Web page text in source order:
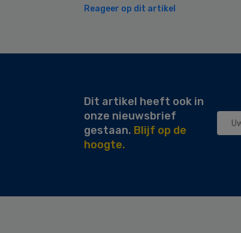
Reageer op dit artikel
Dit artikel heeft ook in
onze nieuwsbrief
gestaan. Blijf op de
hoogte.